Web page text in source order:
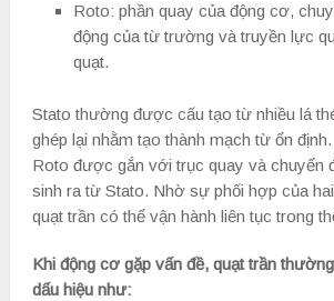
Roto: phần quay của động cơ,
động của từ trường và truyền lực
quạt.
Stato thường được cấu tạo từ nhiều lá
ghép lại nhằm tạo thành mạch từ ổn
Roto được gắn với trục quay và chuyển
sinh ra từ Stato. Nhờ sự phối hợp của
quạt trần có thể vận hành liên tục trong
Khi động cơ gặp vấn đề, quạt trần
dấu hiệu như: